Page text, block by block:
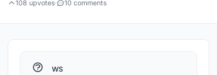
108 upvotes· 10 comments
WS